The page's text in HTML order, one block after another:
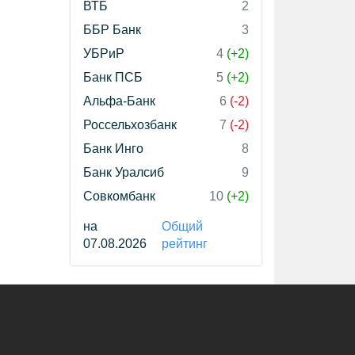
ВТБ
2
ББР Банк
3
УБРиР
4 (+2)
Банк ПСБ
5 (+2)
Альфа-Банк
6 (-2)
Россельхозбанк
7 (-2)
Банк Инго
8
Банк Уралсиб
9
Совкомбанк
10 (+2)
на
07.08.2026
Общий
рейтинг